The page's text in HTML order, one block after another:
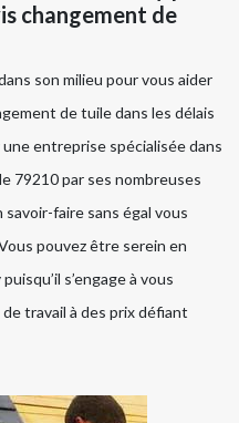
changement de
son milieu pour vous aider
de tuile dans les délais
entreprise spécialisée dans
79210 par ses nombreuses
savoir-faire sans égal vous
pouvez être serein en
s’engage à vous
travail à des prix défiant